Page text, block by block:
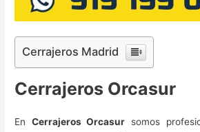
Cerrajeros Madrid
Cerrajeros Orcasur
En Cerrajeros Orcasur somos